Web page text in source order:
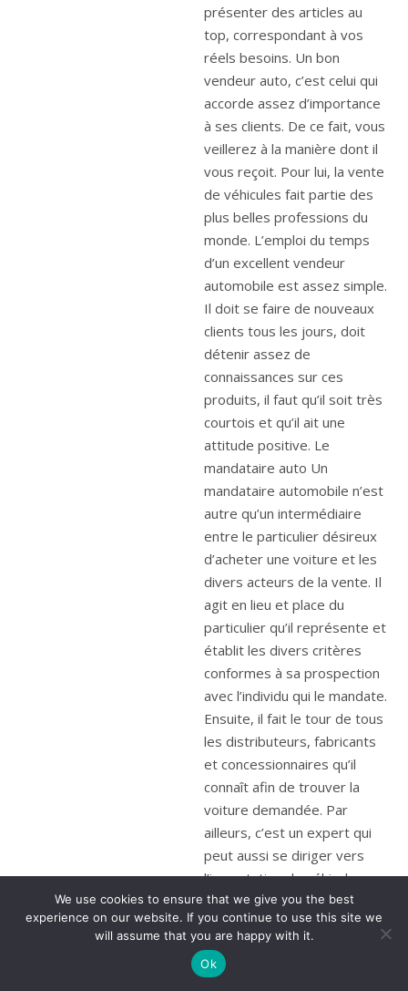
présenter des articles au
top, correspondant à vos
réels besoins. Un bon
vendeur auto, c’est celui qui
accorde assez d’importance
à ses clients. De ce fait, vous
veillerez à la manière dont il
vous reçoit. Pour lui, la vente
de véhicules fait partie des
plus belles professions du
monde. L’emploi du temps
d’un excellent vendeur
automobile est assez simple.
Il doit se faire de nouveaux
clients tous les jours, doit
détenir assez de
connaissances sur ces
produits, il faut qu’il soit très
courtois et qu’il ait une
attitude positive. Le
mandataire auto Un
mandataire automobile n’est
autre qu’un intermédiaire
entre le particulier désireux
d’acheter une voiture et les
divers acteurs de la vente. Il
agit en lieu et place du
particulier qu’il représente et
établit les divers critères
conformes à sa prospection
avec l’individu qui le mandate.
Ensuite, il fait le tour de tous
les distributeurs, fabricants
et concessionnaires qu’il
connaît afin de trouver la
voiture demandée. Par
ailleurs, c’est un expert qui
peut aussi se diriger vers
l’importation de véhicules, ce
qui l’aidera à obtenir des
montants très compétitifs.
En plus des diverses
prospections locales qu’il
We use cookies to ensure that we give you the best
experience on our website. If you continue to use this site we
will assume that you are happy with it.
Ok